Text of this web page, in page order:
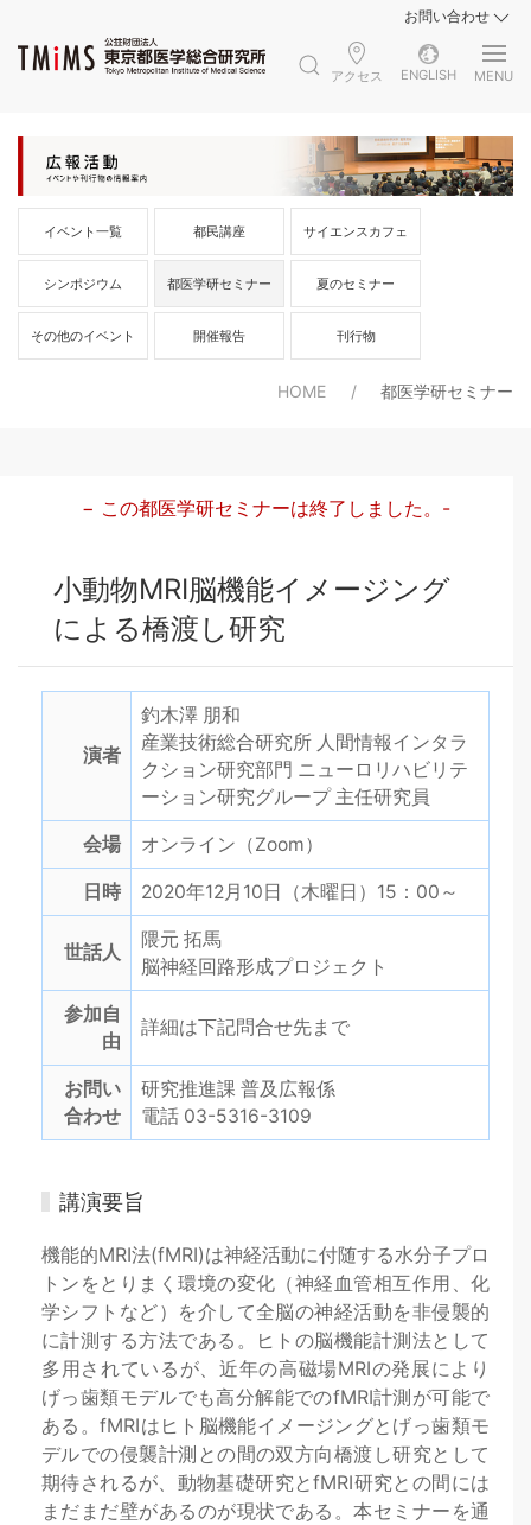
お問い合わせ
アクセス ENGLISH MENU
イベント一覧 都民講座 サイエンスカフェ
シンポジウム 都医学研セミナー 夏のセミナー
その他のイベント 開催報告 刊行物
HOME 都医学研セミナー
− この都医学研セミナーは終了しました。-
小動物MRI脳機能イメージング
による橋渡し研究
演者
釣木澤 朋和
産業技術総合研究所 人間情報インタラ
クション研究部門 ニューロリハビリテ
ーション研究グループ 主任研究員
会場 オンライン（Zoom）
日時 2020年12月10日（木曜日）15：00～
世話人
隈元 拓馬
脳神経回路形成プロジェクト
参加自
由
詳細は下記問合せ先まで
お問い
合わせ
研究推進課 普及広報係
電話 03-5316-3109
講演要旨
機能的MRI法(fMRI)は神経活動に付随する水分子プロ
トンをとりまく環境の変化（神経血管相互作用、化
学シフトなど）を介して全脳の神経活動を非侵襲的
に計測する方法である。ヒトの脳機能計測法として
多用されているが、近年の高磁場MRIの発展により
げっ歯類モデルでも高分解能でのfMRI計測が可能で
ある。fMRIはヒト脳機能イメージングとげっ歯類モ
デルでの侵襲計測との間の双方向橋渡し研究として
期待されるが、動物基礎研究とfMRI研究との間には
まだまだ壁があるのが現状である。本セミナーを通